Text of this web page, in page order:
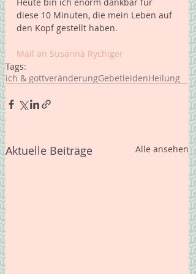
diese 10 Minuten, die mein Leben auf
den Kopf gestellt haben.
Mail an Susanna Rychiger
Tags:
ich & gottveränderungGebetleidenHeilung
Aktuelle Beiträge Alle ansehen